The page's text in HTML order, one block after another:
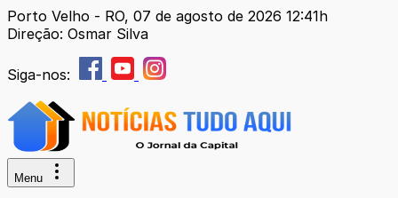
Porto Velho - RO, 07 de agosto de 2026 12:41h
Direção: Osmar Silva
Siga-nos:
Menu